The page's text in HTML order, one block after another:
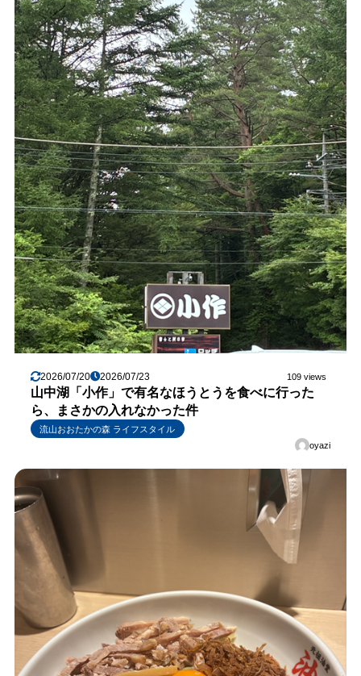
2026/07/20 2026/07/23 109 views
山中湖「小作」で有名なほうとうを食べに行った
ら、まさかの入れなかった件
流山おおたかの森 ライフスタイル
oyazi